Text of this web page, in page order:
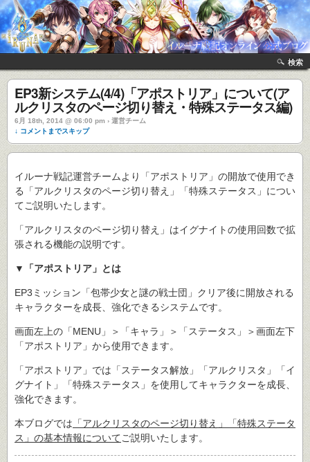
検索
EP3新システム(4/4)「アポストリア」について(ア
ルクリスタのページ切り替え・特殊ステータス編)
6月 18th, 2014 @ 06:00 pm › 運営チーム
↓ コメントまでスキップ
イルーナ戦記運営チームより「アポストリア」の開放で使用でき
る「アルクリスタのページ切り替え」「特殊ステータス」につい
てご説明いたします。
「アルクリスタのページ切り替え」はイグナイトの使用回数で拡
張される機能の説明です。
▼「アポストリア」とは
EP3ミッション「包帯少女と謎の戦士団」クリア後に開放される
キャラクターを成長、強化できるシステムです。
画面左上の「MENU」＞「キャラ」＞「ステータス」＞画面左下
「アポストリア」から使用できます。
「アポストリア」では「ステータス解放」「アルクリスタ」「イ
グナイト」「特殊ステータス」を使用してキャラクターを成長、
強化できます。
本ブログでは 「アルクリスタのページ切り替え」「特殊ステータ
ス」の基本情報についてご説明いたします。